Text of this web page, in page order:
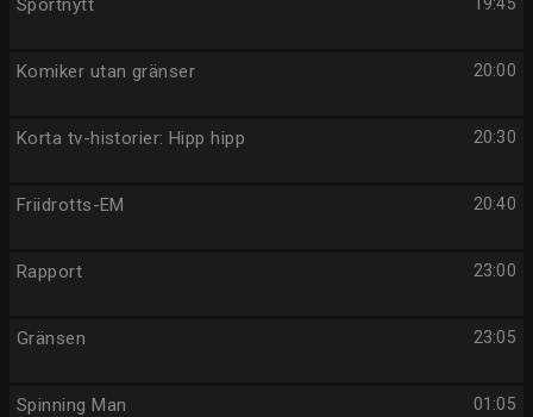
Sportnytt
20:00
Komiker utan gränser
20:30
Korta tv-historier: Hipp hipp
20:40
Friidrotts-EM
23:00
Rapport
23:05
Gränsen
01:05
Spinning Man